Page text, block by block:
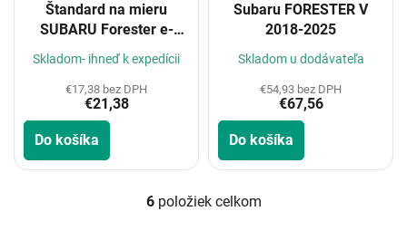
Štandard na mieru
SUBARU Forester e-
Boxer 2020-
Skladom- ihneď k expedícii
€17,38 bez DPH
€21,38
Do košíka
Subaru FORESTER V
2018-2025
Skladom u dodávateľa
€54,93 bez DPH
€67,56
Do košíka
O
6položiek celkom